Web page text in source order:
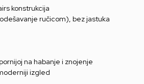
konstrukcija
ručicom), bez jastuka
na habanje i znojenje
izgled